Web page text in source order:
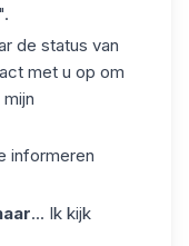
de status van
met u op om
informeren
... Ik kijk